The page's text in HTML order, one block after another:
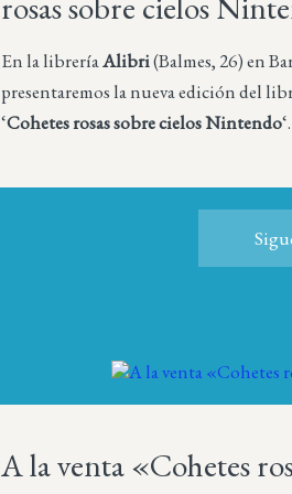
En la libreríaAlibri(Balmes, 26) en
presentaremos la nueva edición del
‘Cohetes rosas sobre cielos Nintendo‘.
A la venta «Cohetes